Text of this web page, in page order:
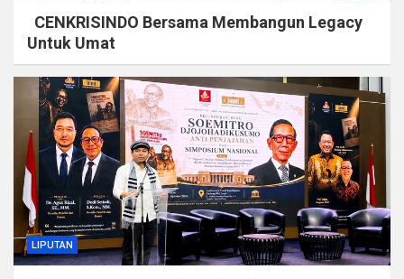
CENKRISINDO Bersama Membangun Legacy
Untuk Umat
LIPUTAN